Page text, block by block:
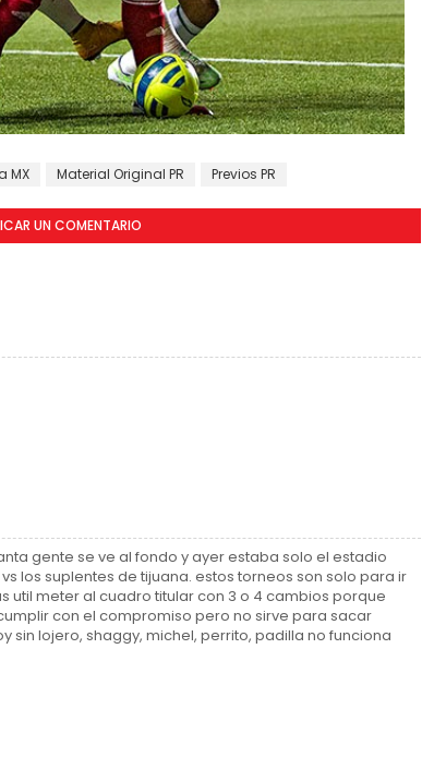
MX Material Original PR Previos PR
UN COMENTARIO
gente se ve al fondo y ayer estaba solo el estadio
los suplentes de tijuana. estos torneos son solo para ir
util meter al cuadro titular con 3 o 4 cambios porque
con el compromiso pero no sirve para sacar
sin lojero, shaggy, michel, perrito, padilla no funciona